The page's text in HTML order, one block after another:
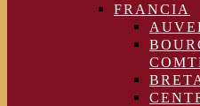
FRANCIA